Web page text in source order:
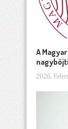
A
2026.